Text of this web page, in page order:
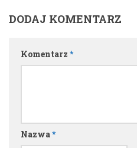
DODAJ KOMENTARZ
Komentarz *
Nazwa*